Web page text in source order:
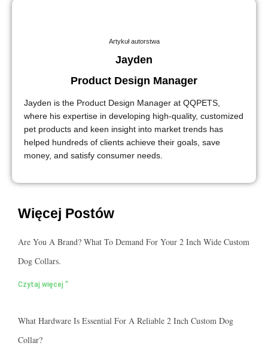
Artykuł autorstwa
Jayden
Product Design Manager
Jayden is the Product Design Manager at QQPETS,
where his expertise in developing high-quality, customized
pet products and keen insight into market trends has
helped hundreds of clients achieve their goals, save
money, and satisfy consumer needs.
Więcej Postów
Are You A Brand? What To Demand For Your 2 Inch Wide Custom
Dog Collars.
Czytaj więcej "
What Hardware Is Essential For A Reliable 2 Inch Custom Dog
Collar?